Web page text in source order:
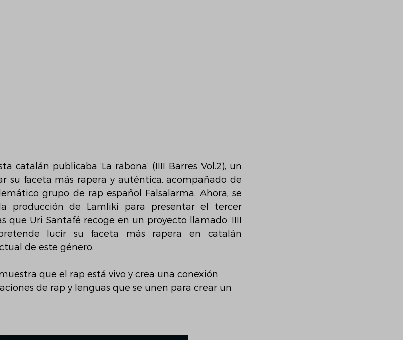
catalán publicaba ‘La rabona’ (IIII Barres Vol.2), un
su faceta más rapera y auténtica, acompañado de
grupo de rap español Falsalarma. Ahora, se
producción de Lamliki para presentar el tercer
que Uri Santafé recoge en un proyecto llamado ‘IIII
lucir su faceta más rapera en catalán
de este género.
que el rap está vivo y crea una conexión
de rap y lenguas que se unen para crear un